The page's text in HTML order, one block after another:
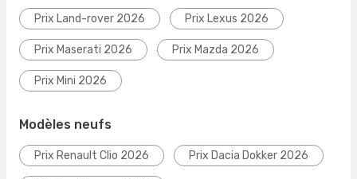
Prix Land-rover 2026 Prix Lexus 2026
Prix Maserati 2026 Prix Mazda 2026
Prix Mini 2026
Modèles neufs
Prix Renault Clio 2026 Prix Dacia Dokker 2026